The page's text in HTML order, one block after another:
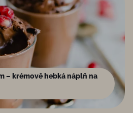
– krémově hebká náplň na